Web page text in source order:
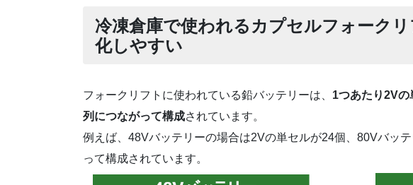
冷凍倉庫で使われるカプセルフォーク
化しやすい
フォークリフトに使われている鉛バッテリーは、 1つあたり2Vの
列につながって構成されています。
例えば、48Vバッテリーの場合は2Vの単セルが24個、80Vバッ
って構成されています。